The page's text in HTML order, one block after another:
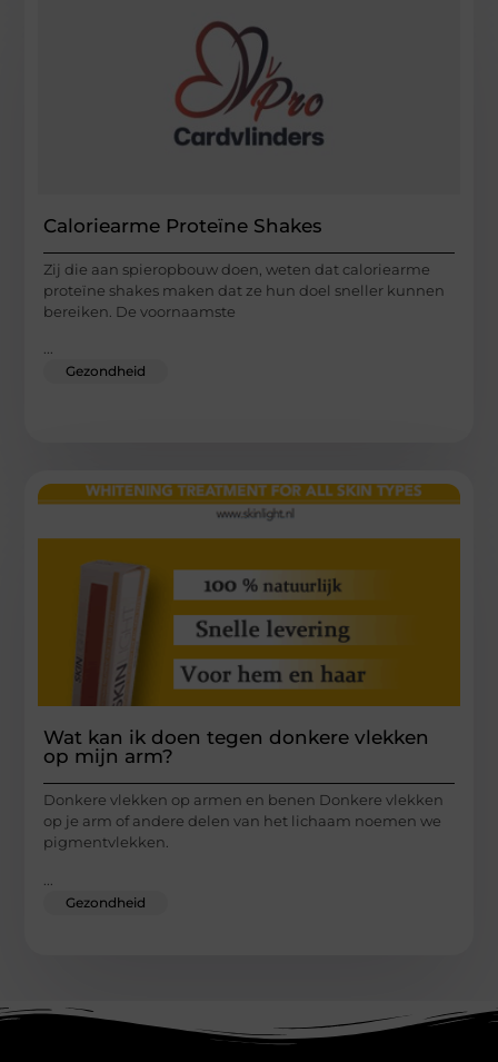
Caloriearme Proteïne Shakes
Zij die aan spieropbouw doen, weten dat caloriearme
proteïne shakes maken dat ze hun doel sneller kunnen
bereiken. De voornaamste
...
Gezondheid
Wat kan ik doen tegen donkere vlekken
op mijn arm?
Donkere vlekken op armen en benen Donkere vlekken
op je arm of andere delen van het lichaam noemen we
pigmentvlekken.
Gezondheid